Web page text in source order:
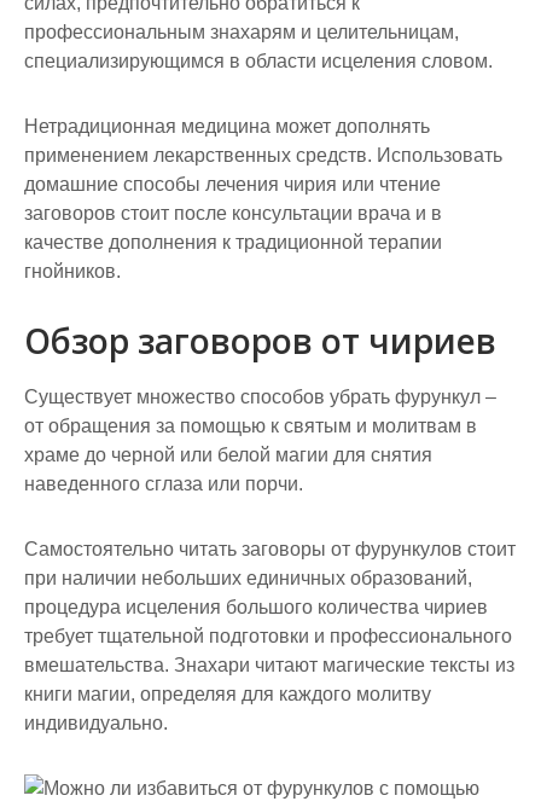
профессиональным знахарям и целительницам,
специализирующимся в области исцеления словом.
Нетрадиционная медицина может дополнять
применением лекарственных средств. Использовать
домашние способы лечения чирия или чтение
заговоров стоит после консультации врача и в
качестве дополнения к традиционной терапии
гнойников.
Обзор заговоров от чириев
Существует множество способов убрать фурункул –
от обращения за помощью к святым и молитвам в
храме до черной или белой магии для снятия
наведенного сглаза или порчи.
Самостоятельно читать заговоры от фурункулов стоит
при наличии небольших единичных образований,
процедура исцеления большого количества чириев
требует тщательной подготовки и профессионального
вмешательства. Знахари читают магические тексты из
книги магии, определяя для каждого молитву
индивидуально.